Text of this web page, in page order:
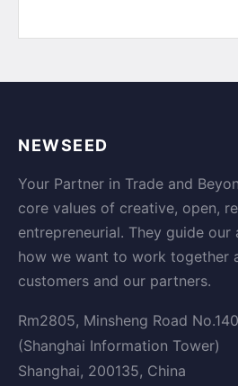
NEWSEED
Your Partner in Trade and
core values of creative, open,
entrepreneurial. They guide
how we want to work together
customers and our partners.
Rm2805, Minsheng Road
(Shanghai Information Tower)
Shanghai, 200135, China